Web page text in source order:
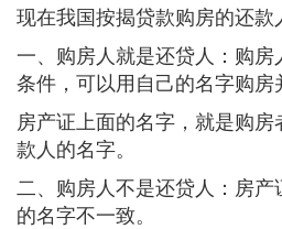
现在我国按揭贷款购房的还款
一、购房人就是还贷人：购
条件，可以用自己的名字购房
房产证上面的名字，就是购
款人的名字。
二、购房人不是还贷人：房
的名字不一致。